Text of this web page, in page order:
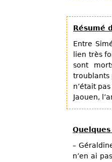
Résumé
Entre
lien très
sont
troublants
n’était
Jaouen,
–
n’en ai